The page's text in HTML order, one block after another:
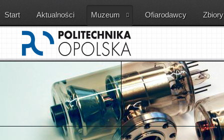
Start Aktualności Muzeum Ofiarodawcy Zbiory